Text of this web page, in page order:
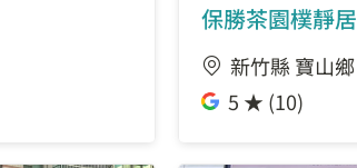
保勝茶園樸靜居
新竹縣 寶山鄉
5 ★ (10)